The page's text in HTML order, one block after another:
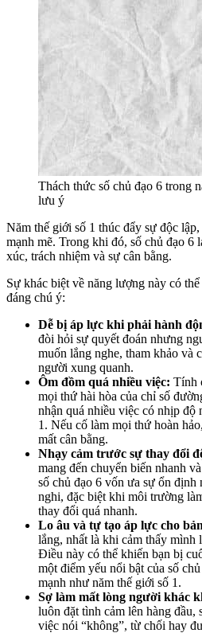
Thách thức số chủ đạo 6 trong
lưu ý
Năm thế giới số 1 thúc đẩy sự độc
mạnh mẽ. Trong khi đó, số chủ đạo 6
xúc, trách nhiệm và sự cân bằng.
Sự khác biệt về năng lượng này có
đáng chú ý:
Dễ bị áp lực khi phải hành
đòi hỏi sự quyết đoán nhưng
muốn lắng nghe, tham khảo và
người xung quanh.
Ôm đồm quá nhiều việc: Tính
mọi thứ hài hòa của chỉ số
nhận quá nhiều việc có nhịp độ
1. Nếu cố làm mọi thứ hoàn
mất cân bằng.
Nhạy cảm trước sự thay đổi
mang đến chuyển biến nhanh
số chủ đạo 6 vốn ưa sự ổn định
nghi, đặc biệt khi môi trường
thay đổi quá nhanh.
Lo âu và tự tạo áp lực cho
lắng, nhất là khi cảm thấy mình
Điều này có thể khiến bạn bị
một điểm yếu nổi bật của số
mạnh như năm thế giới số 1.
Sợ làm mất lòng người khác
luôn đặt tình cảm lên hàng đầu,
việc nói “không”, từ chối hay